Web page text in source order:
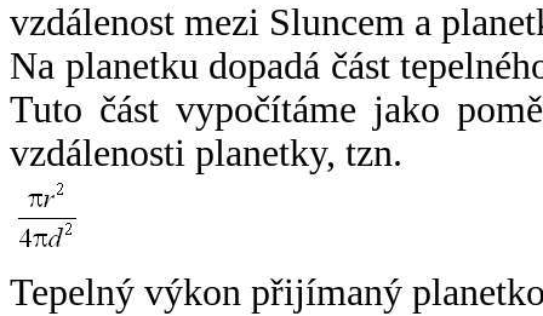
vzdálenost mezi Sluncem a
Na planetku dopadá část
Tuto část vypočítáme jako
vzdálenosti planetky, tzn.
Tepelný výkon přijímaný